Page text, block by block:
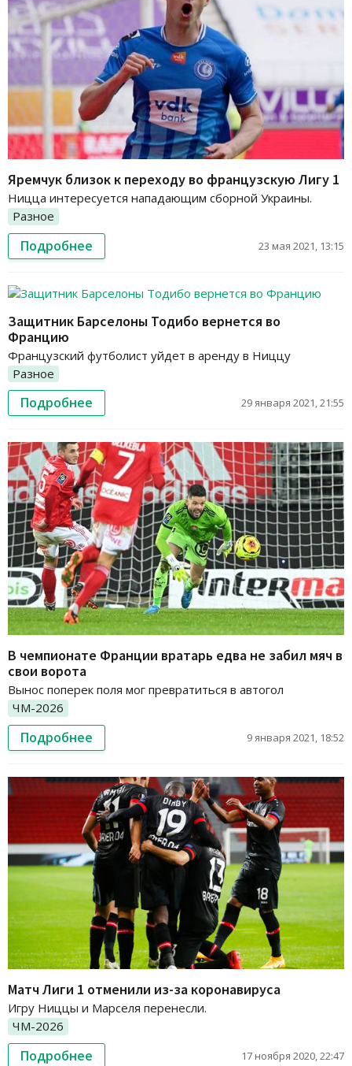
Яремчук близок к переходу во французскую Лигу 1
Ницца интересуется нападающим сборной Украины.
Разное
Подробнее 23 мая 2021, 13:15
Защитник Барселоны Тодибо вернется во
Францию
Французский футболист уйдет в аренду в Ниццу
Разное
Подробнее 29 января 2021, 21:55
В чемпионате Франции вратарь едва не забил мяч в
свои ворота
Вынос поперек поля мог превратиться в автогол
ЧМ-2026
Подробнее 9 января 2021, 18:52
Матч Лиги 1 отменили из-за коронавируса
Игру Ниццы и Марселя перенесли.
ЧМ-2026
Подробнее 17 ноября 2020, 22:47